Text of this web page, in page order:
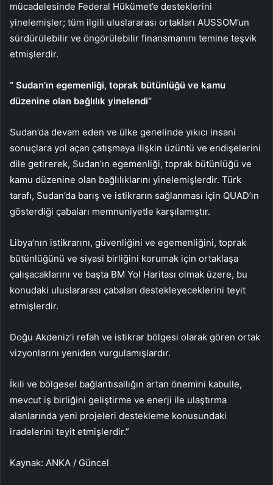
mücadelesinde Federal Hükümet’e desteklerini
yinelemişler; tüm ilgili uluslararası ortakları AUSSOM’un
sürdürülebilir ve öngörülebilir finansmanını temine teşvik
etmişlerdir.
“ Sudan’ın egemenliği, toprak bütünlüğü ve kamu
düzenine olan bağlılık yinelendi”
Sudan’da devam eden ve ülke genelinde yıkıcı insani
sonuçlara yol açan çatışmaya ilişkin üzüntü ve endişelerini
dile getirerek, Sudan’ın egemenliği, toprak bütünlüğü ve
kamu düzenine olan bağlılıklarını yinelemişlerdir. Türk
tarafı, Sudan’da barış ve istikrarın sağlanması için QUAD’ın
gösterdiği çabaları memnuniyetle karşılamıştır.
Libya’nın istikrarını, güvenliğini ve egemenliğini, toprak
bütünlüğünü ve siyasi birliğini korumak için ortaklaşa
çalışacaklarını ve başta BM Yol Haritası olmak üzere, bu
konudaki uluslararası çabaları destekleyeceklerini teyit
etmişlerdir.
Doğu Akdeniz’i refah ve istikrar bölgesi olarak gören ortak
vizyonlarını yeniden vurgulamışlardır.
İkili ve bölgesel bağlantısallığın artan önemini kabulle,
mevcut iş birliğini geliştirme ve enerji ile ulaştırma
alanlarında yeni projeleri destekleme konusundaki
iradelerini teyit etmişlerdir.”
Kaynak: ANKA / Güncel